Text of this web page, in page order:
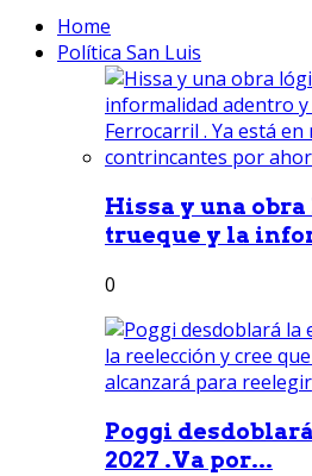
Home
Política San Luis
Hissa y una obra
trueque y la
0
Poggi
2027 .Va por...